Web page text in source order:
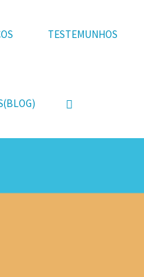
TESTEMUNHOS